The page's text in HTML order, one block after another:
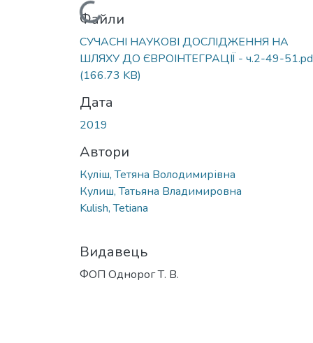
Вантажиться...
Файли
СУЧАСНІ НАУКОВІ ДОСЛІДЖЕННЯ НА
ШЛЯХУ ДО ЄВРОІНТЕГРАЦІЇ - ч.2-49-
(166.73 KB)
Дата
2019
Автори
Куліш, Тетяна Володимирівна
Кулиш, Татьяна Владимировна
Kulish, Tetiana
Видавець
ФОП Однорог Т. В.